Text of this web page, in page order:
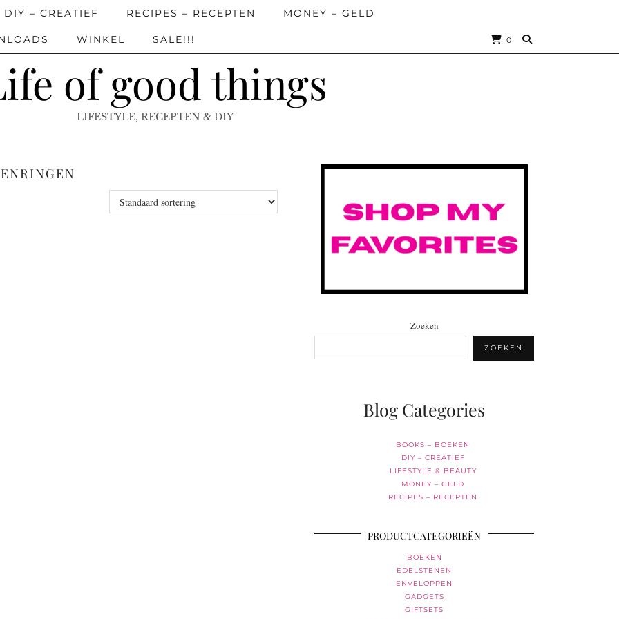
of good things
LIFESTYLE, RECEPTEN & DIY
DIY – CREATIEF RECIPES – RECEPTEN MONEY – GELD
WINKEL SALE!!! 0
Zoeken
ZOEKEN
Blog Categories
BOOKS – BOEKEN
DIY – CREATIEF
LIFESTYLE & BEAUTY
MONEY – GELD
RECIPES – RECEPTEN
PRODUCTCATEGORIEËN
BOEKEN
EDELSTENEN
ENVELOPPEN
GADGETS
GIFTSETS